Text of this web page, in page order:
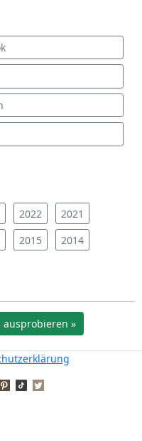
2022
2021
2015
2014
ausprobieren »